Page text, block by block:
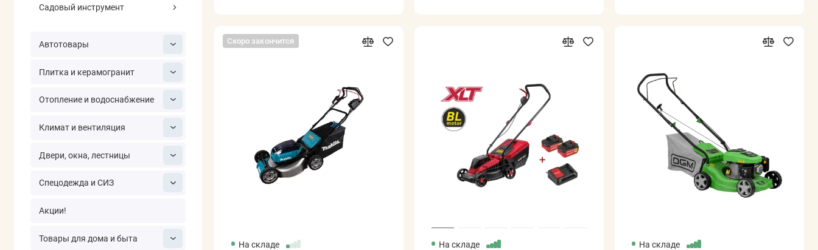
Садовый инструмент
Автотовары
Плитка и керамогранит
Отопление и водоснабжение
Климат и вентиляция
Двери, окна, лестницы
Спецодежда и СИЗ
Акции!
Товары для дома и быта
Скоро закончится
На складе На складе На складе